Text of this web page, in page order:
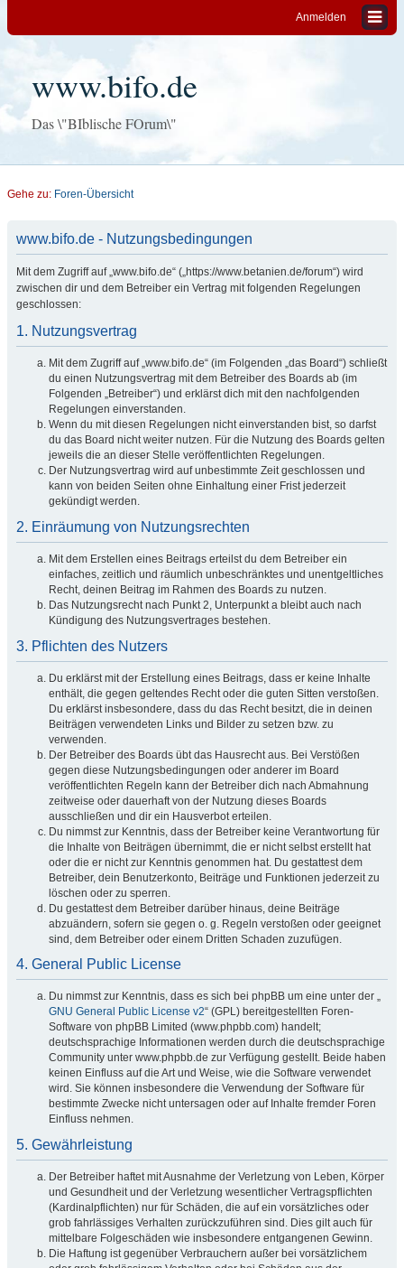
Anmelden
www.bifo.de
Das \"BIblische FOrum\"
Gehe zu: Foren-Übersicht
www.bifo.de - Nutzungsbedingungen
Mit dem Zugriff auf „www.bifo.de“ („https://www.betanien.de/forum“) wird
zwischen dir und dem Betreiber ein Vertrag mit folgenden Regelungen
geschlossen:
1. Nutzungsvertrag
Mit dem Zugriff auf „www.bifo.de“ (im Folgenden „das Board“) schließt
du einen Nutzungsvertrag mit dem Betreiber des Boards ab (im
Folgenden „Betreiber“) und erklärst dich mit den nachfolgenden
Regelungen einverstanden.
Wenn du mit diesen Regelungen nicht einverstanden bist, so darfst
du das Board nicht weiter nutzen. Für die Nutzung des Boards gelten
jeweils die an dieser Stelle veröffentlichten Regelungen.
Der Nutzungsvertrag wird auf unbestimmte Zeit geschlossen und
kann von beiden Seiten ohne Einhaltung einer Frist jederzeit
gekündigt werden.
2. Einräumung von Nutzungsrechten
Mit dem Erstellen eines Beitrags erteilst du dem Betreiber ein
einfaches, zeitlich und räumlich unbeschränktes und unentgeltliches
Recht, deinen Beitrag im Rahmen des Boards zu nutzen.
Das Nutzungsrecht nach Punkt 2, Unterpunkt a bleibt auch nach
Kündigung des Nutzungsvertrages bestehen.
3. Pflichten des Nutzers
Du erklärst mit der Erstellung eines Beitrags, dass er keine Inhalte
enthält, die gegen geltendes Recht oder die guten Sitten verstoßen.
Du erklärst insbesondere, dass du das Recht besitzt, die in deinen
Beiträgen verwendeten Links und Bilder zu setzen bzw. zu
verwenden.
Der Betreiber des Boards übt das Hausrecht aus. Bei Verstößen
gegen diese Nutzungsbedingungen oder anderer im Board
veröffentlichten Regeln kann der Betreiber dich nach Abmahnung
zeitweise oder dauerhaft von der Nutzung dieses Boards
ausschließen und dir ein Hausverbot erteilen.
Du nimmst zur Kenntnis, dass der Betreiber keine Verantwortung für
die Inhalte von Beiträgen übernimmt, die er nicht selbst erstellt hat
oder die er nicht zur Kenntnis genommen hat. Du gestattest dem
Betreiber, dein Benutzerkonto, Beiträge und Funktionen jederzeit zu
löschen oder zu sperren.
Du gestattest dem Betreiber darüber hinaus, deine Beiträge
abzuändern, sofern sie gegen o. g. Regeln verstoßen oder geeignet
sind, dem Betreiber oder einem Dritten Schaden zuzufügen.
4. General Public License
Du nimmst zur Kenntnis, dass es sich bei phpBB um eine unter der „
GNU General Public License v2“ (GPL) bereitgestellten Foren-
Software von phpBB Limited (www.phpbb.com) handelt;
deutschsprachige Informationen werden durch die deutschsprachige
Community unter www.phpbb.de zur Verfügung gestellt. Beide haben
keinen Einfluss auf die Art und Weise, wie die Software verwendet
wird. Sie können insbesondere die Verwendung der Software für
bestimmte Zwecke nicht untersagen oder auf Inhalte fremder Foren
Einfluss nehmen.
5. Gewährleistung
Der Betreiber haftet mit Ausnahme der Verletzung von Leben, Körper
und Gesundheit und der Verletzung wesentlicher Vertragspflichten
(Kardinalpflichten) nur für Schäden, die auf ein vorsätzliches oder
grob fahrlässiges Verhalten zurückzuführen sind. Dies gilt auch für
mittelbare Folgeschäden wie insbesondere entgangenen Gewinn.
Die Haftung ist gegenüber Verbrauchern außer bei vorsätzlichem